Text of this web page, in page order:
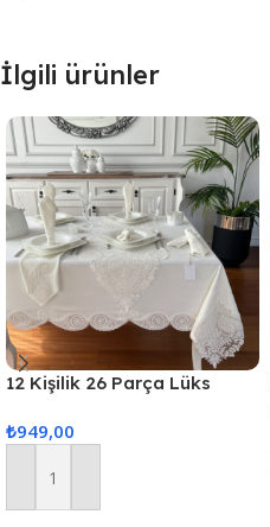
İlgili ürünler
12 Kişilik 26 Parça Lüks
Masa Örtüsü Seti
₺949,00
Sepete Ekle